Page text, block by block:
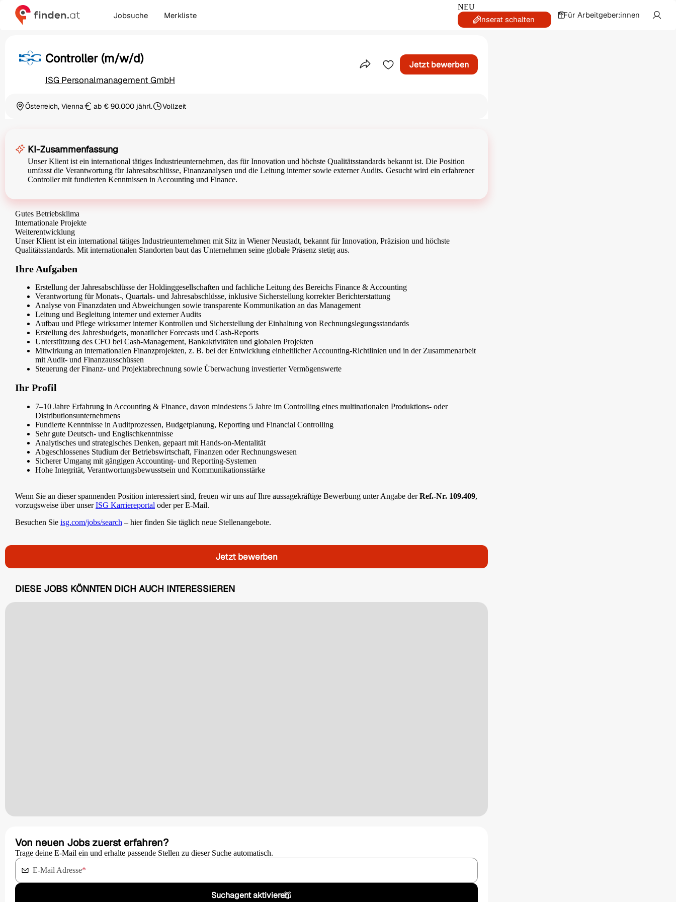
Jobsuche Merkliste
NEU
Inserat schalten Für Arbeitgeber:innen
Controller (m/w/d)
ISG Personalmanagement GmbH
Teile dieses Inserat
Jetzt bewerben
Ortschaft
Österreich, ViennaGehaltab € 90.000 jährl.Beschäftigungsart
Vollzeit
KI-Zusammenfassung
Unser Klient ist ein international tätiges Industrieunternehmen, das für Innovation und höchste Qualitätsstandards bekannt ist. Die Position
umfasst die Verantwortung für Jahresabschlüsse, Finanzanalysen und die Leitung interner sowie externer Audits. Gesucht wird ein erfahrener
Controller mit fundierten Kenntnissen in Accounting und Finance.
Gutes Betriebsklima
Internationale Projekte
Weiterentwicklung
Unser Klient ist ein international tätiges Industrieunternehmen mit Sitz in Wiener Neustadt, bekannt für Innovation, Präzision und höchste
Qualitätsstandards. Mit internationalen Standorten baut das Unternehmen seine globale Präsenz stetig aus.
Ihre Aufgaben
Erstellung der Jahresabschlüsse der Holdinggesellschaften und fachliche Leitung des Bereichs Finance & Accounting
Verantwortung für Monats-, Quartals- und Jahresabschlüsse, inklusive Sicherstellung korrekter Berichterstattung
Analyse von Finanzdaten und Abweichungen sowie transparente Kommunikation an das Management
Leitung und Begleitung interner und externer Audits
Aufbau und Pflege wirksamer interner Kontrollen und Sicherstellung der Einhaltung von Rechnungslegungsstandards
Erstellung des Jahresbudgets, monatlicher Forecasts und Cash-Reports
Unterstützung des CFO bei Cash-Management, Bankaktivitäten und globalen Projekten
Mitwirkung an internationalen Finanzprojekten, z. B. bei der Entwicklung einheitlicher Accounting-Richtlinien und in der Zusammenarbeit
mit Audit- und Finanzausschüssen
Steuerung der Finanz- und Projektabrechnung sowie Überwachung investierter Vermögenswerte
Ihr Profil
7–10 Jahre Erfahrung in Accounting & Finance, davon mindestens 5 Jahre im Controlling eines multinationalen Produktions- oder
Distributionsunternehmens
Fundierte Kenntnisse in Auditprozessen, Budgetplanung, Reporting und Financial Controlling
Sehr gute Deutsch- und Englischkenntnisse
Analytisches und strategisches Denken, gepaart mit Hands-on-Mentalität
Abgeschlossenes Studium der Betriebswirtschaft, Finanzen oder Rechnungswesen
Sicherer Umgang mit gängigen Accounting- und Reporting-Systemen
Hohe Integrität, Verantwortungsbewusstsein und Kommunikationsstärke
Wenn Sie an dieser spannenden Position interessiert sind, freuen wir uns auf Ihre aussagekräftige Bewerbung unter Angabe derRef.-Nr. 109.409,
vorzugsweise über unserISG Karriereportal oder per E-Mail.
Besuchen Sie isg.com/jobs/search – hier finden Sie täglich neue Stellenangebote.
Jetzt bewerben
DIESE JOBS KÖNNTEN DICH AUCH INTERESSIEREN
Von neuen Jobs zuerst erfahren?
Trage deine E-Mail ein und erhalte passende Stellen zu dieser Suche automatisch.
E-Mail Adresse*
Suchagent aktivieren